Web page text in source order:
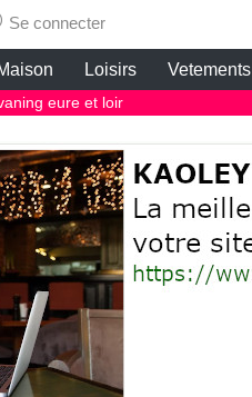
Se connecter
Loisirs Vetements
eure et loir